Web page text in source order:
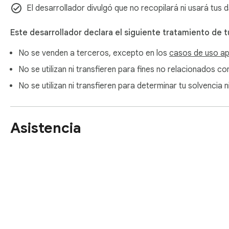
El desarrollador divulgó que no recopilará ni usará tus
Este desarrollador declara el siguiente tratamiento de
No se venden a terceros, excepto en los casos de uso
No se utilizan ni transfieren para fines no relacionados
No se utilizan ni transfieren para determinar tu solvencia
Asistencia